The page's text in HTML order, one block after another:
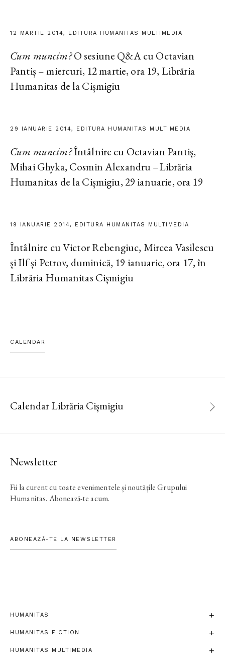
12 MARTIE 2014, EDITURA HUMANITAS MULTIMEDIA
Cum muncim?O sesiune Q&A cu Octavian
Pantiș – miercuri, 12 martie, ora 19, Librăria
Humanitas de la Cișmigiu
29 IANUARIE 2014, EDITURA HUMANITAS MULTIMEDIA
Cum muncim?Întâlnire cu Octavian Pantiș,
Mihai Ghyka, Cosmin Alexandru –Librăria
Humanitas de la Cișmigiu, 29 ianuarie, ora 19
19 IANUARIE 2014, EDITURA HUMANITAS MULTIMEDIA
Întâlnire cu Victor Rebengiuc, Mircea Vasilescu
și Ilf și Petrov, duminică, 19 ianuarie, ora 17, în
Librăria Humanitas Cișmigiu
CALENDAR
Calendar Librăria Cișmigiu
Newsletter
Fii la curent cu toate evenimentele și noutățile Grupului
Humanitas. Abonează-te acum.
ABONEAZĂ-TE LA NEWSLETTER
HUMANITAS
HUMANITAS FICTION
HUMANITAS MULTIMEDIA